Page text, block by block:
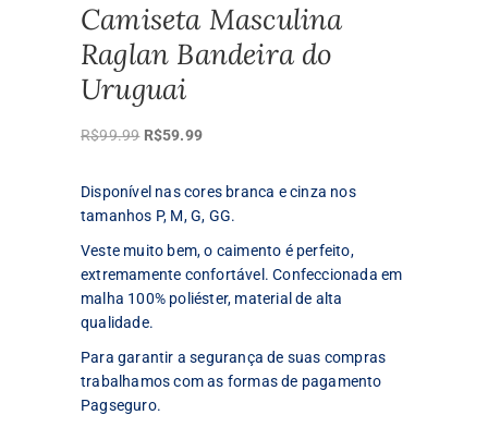
Camiseta Masculina
Raglan Bandeira do
Uruguai
R$99.99 O
original
R$59.99O
atual
Disponível nas cores branca e cinza nos
tamanhos P, M, G, GG.
Veste muito bem, o caimento é perfeito,
extremamente confortável. Confeccionada em
malha 100% poliéster, material de alta
qualidade.
Para garantir a segurança de suas compras
trabalhamos com as formas de pagamento
Pagseguro.